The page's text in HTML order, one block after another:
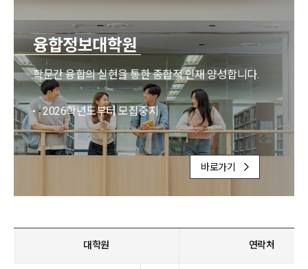
융합정보대학원
학문간 융합의 실현을 통한 종합적 인재 양성합니다.
2026학년도부터 모집중지
바로가기
대학원 연락처